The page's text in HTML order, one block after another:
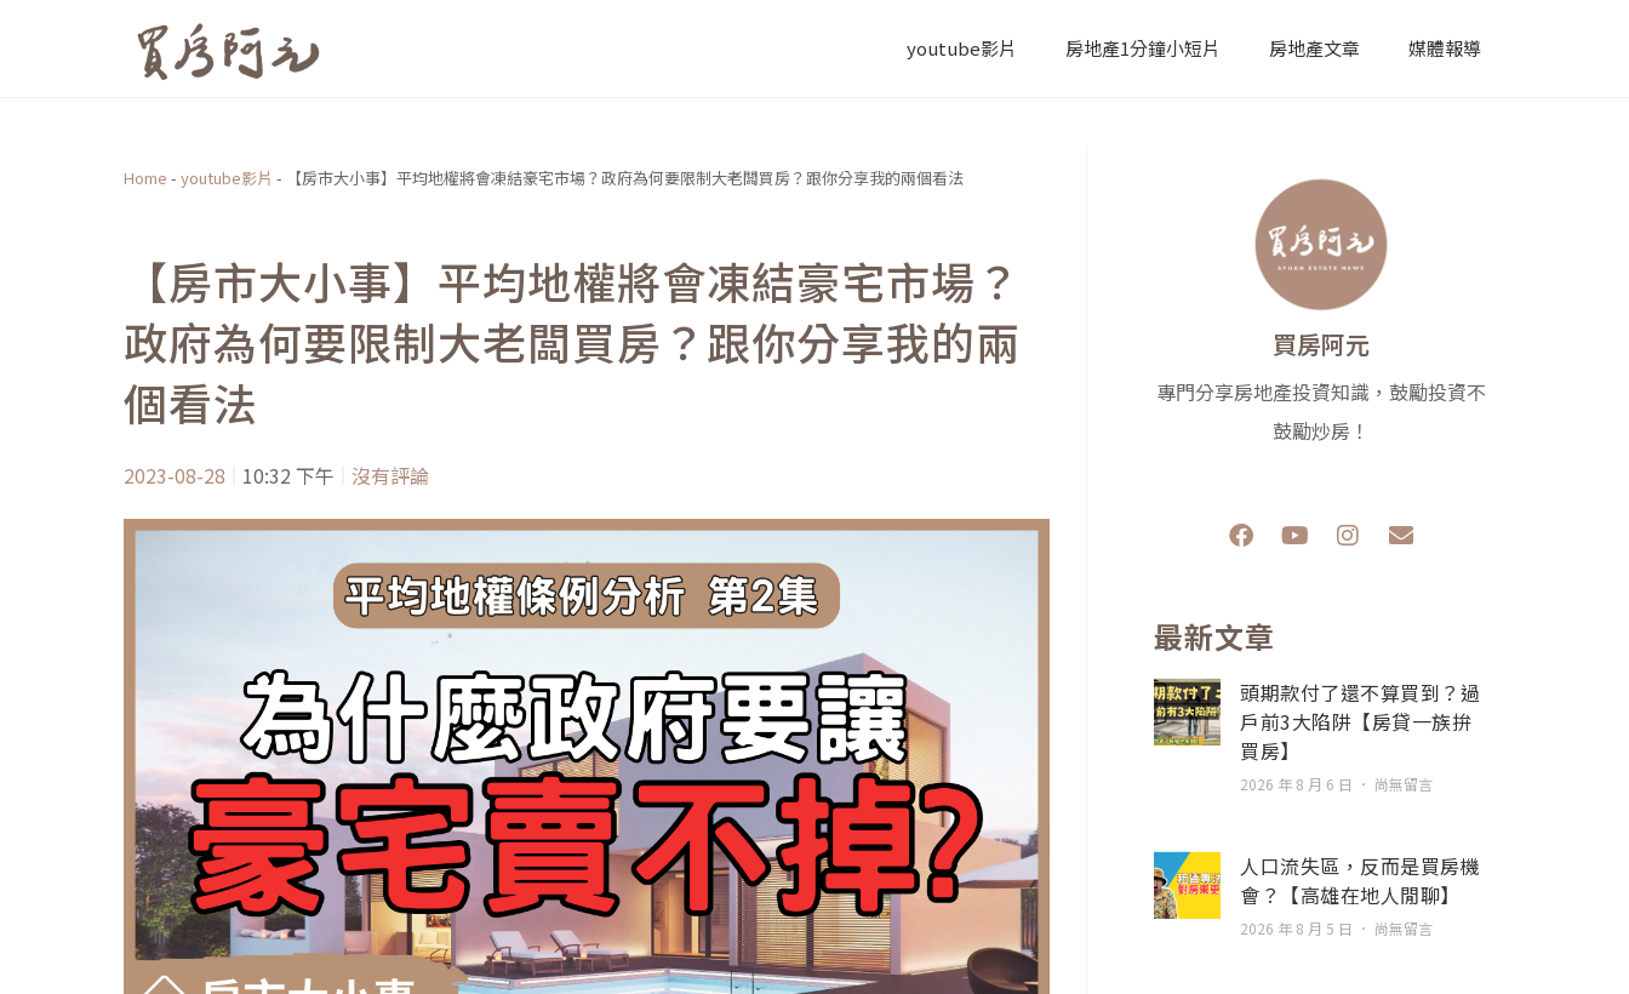
youtube影片 房地產1分鐘小短片 房地產文章 媒體報導
Home - youtube影片 - 【房市大小事】平均地權將會凍結豪宅市場？政府為何要限制大老闆買房？跟你分享我的兩個看法
【房市大小事】平均地權將會凍結豪宅市場？
政府為何要限制大老闆買房？跟你分享我的兩
個看法
2023-08-28 10:32 下午 沒有評論
買房阿元
專門分享房地產投資知識，鼓勵投資不
鼓勵炒房！
F
a
b
o
o
k
Y
o
e
I
n
r
a
m
E
n
p
e
最新文章
頭期款付了還不算買到？過
戶前3大陷阱【房貸一族拚
買房】
2026 年 8 月 6 日 尚無留言
人口流失區，反而是買房機
會？【高雄在地人閒聊】
2026 年 8 月 5 日 尚無留言